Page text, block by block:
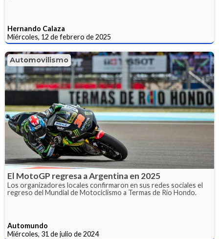
Hernando Calaza
Miércoles, 12 de febrero de 2025
Automovilismo
El MotoGP regresa a Argentina en 2025
Los organizadores locales confirmaron en sus redes sociales el
regreso del Mundial de Motociclismo a Termas de Río Hondo.
Automundo
Miércoles, 31 de julio de 2024